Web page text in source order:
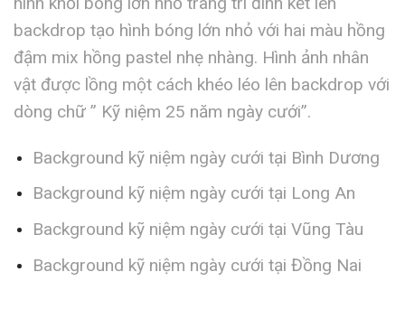
backdrop tạo hình bóng lớn nhỏ với hai màu hồng
đậm mix hồng pastel nhẹ nhàng. Hình ảnh nhân
vật được lồng một cách khéo léo lên backdrop với
dòng chữ ” Kỹ niệm 25 năm ngày cưới”.
Background kỹ niệm ngày cưới tại Bình Dương
Background kỹ niệm ngày cưới tại Long An
Background kỹ niệm ngày cưới tại Vũng Tàu
Background kỹ niệm ngày cưới tại Đồng Nai